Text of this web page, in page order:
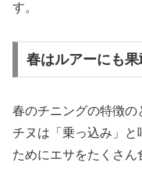
す。
春はルアーにも
春のチニングの特徴
チヌは「乗っ込み」と
ためにエサをたくさん